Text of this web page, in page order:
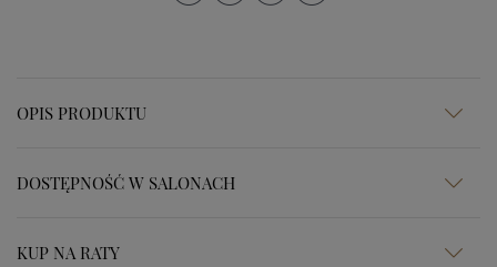
OPIS PRODUKTU
DOSTĘPNOŚĆ W SALONACH
KUP NA RATY